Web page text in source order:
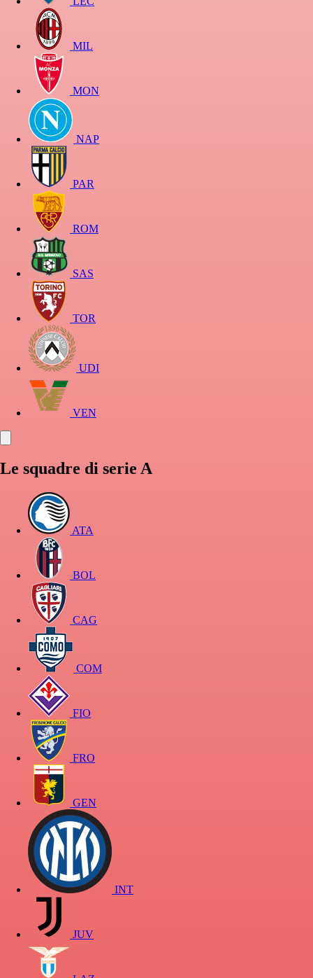
MIL
MON
NAP
PAR
ROM
SAS
TOR
UDI
VEN
Le squadre di serie A
ATA
BOL
CAG
COM
FIO
FRO
GEN
INT
JUV